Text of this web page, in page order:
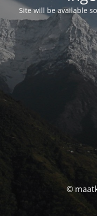
Site will be available
©